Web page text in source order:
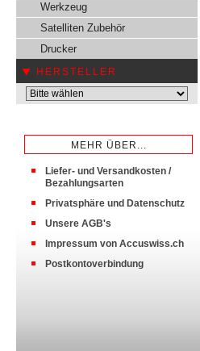
Werkzeug
Satelliten Zubehör
Drucker
HERSTELLER
MEHR ÜBER...
Liefer- und Versandkosten /
Bezahlungsarten
Privatsphäre und Datenschutz
Unsere AGB's
Impressum von Accuswiss.ch
Postkontoverbindung